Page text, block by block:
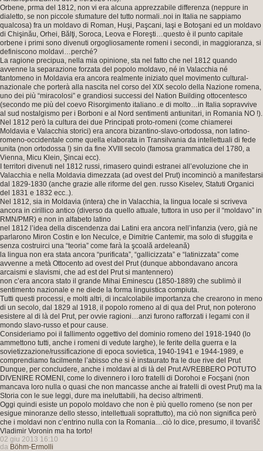
Orbene, prma del 1812, non vi era alcuna apprezzabile differenza (neppure in
dialetto, se non piccole sfumature del tutto normali..noi in Italia ne sappiamo
qualcosa) fra un moldavo di Roman, Huşi, Paşcani, Iaşi e Botoşani ed un moldavo
di Chişinău, Orhei, Bălţi, Soroca, Leova e Floreşti…questo è il punto capitale
orbene i primi sono divenuti orgogliosamente romeni i secondi, in maggioranza, si
definiscono moldavi…perché?
La ragione precipua, nella mia opinione, sta nel fatto che nel 1812 quando
avvenne la separazione forzata del popolo moldavo, né in Valacchia né
tantomeno in Moldavia era ancora realmente iniziato quel movimento cultural-
nazionale che porterà alla nascita nel corso del XIX secolo della Nazione romena,
uno dei più “miracolosi” e grandiosi successi del Nation Building ottocentesco
(secondo me più del coevo Risorgimento italiano..e di molto…in Italia sopravvive
al sud nostalgismo per i Borboni e al Nord sentimenti antiunitari, in Romania NO !).
Nel 1812 però la cultura dei due Principati proto-romeni (come chiamerei
Moldavia e Valacchia storici) era ancora bizantino-slavo-ortodossa, non latino-
romeno-occidentale come quella elaborata in Transilvania da intellettuali di fede
unita (non ortodossa !) sin da fine XVIII secolo (famosa grammatica del 1780, a
Vienna, Micu Klein, Şincai ecc).
I territori divenuti nel 1812 russi, rimasero quindi estranei all’evoluzione che in
Valacchia e nella Moldavia dimezzata (ad ovest del Prut) incominciò a manifestarsi
dal 1829-1830 (anche grazie alle riforme del gen. russo Kiselev, Statuti Organici
del 1831 e 1832 ecc..).
Nel 1812, sia in Moldavia (intera) che in Valacchia, la lingua locale si scriveva
ancora in cirillico antico (diverso da quello attuale, tuttora in uso per il “moldavo” in
RMN/PMR) e non in alfabeto latino
nel 1812 l’idea della discendenza dai Latini era ancora nell’infanzia (vero, già ne
parlarono Miron Costin e Ion Neculce, e Dimitrie Cantemir, ma solo di sfuggita e
senza costruirci una “teoria” come farà la şcoală ardeleană)
la lingua non era stata ancora “purificata”, “gallicizzata” e “latinizzata” come
avvenne a metà Ottocento ad ovest del Prut (dunque abbondavano ancora
arcaismi e slavismi, che ad est del Prut si mantennero)
non c’era ancora stato il grande Mihai Eminescu (1850-1889) che sublimò il
sentimento nazionale e ne diede la forma linguistica compiuta.
Tutti questi processi, e molti altri, di incalcolabile importanza che crearono in meno
di un secolo, dal 1829 al 1918, il popolo romeno al di qua del Prut, non poterono
esistere al di là del Prut, per ovvie ragioni…anzi furono rafforzati i legami con il
mondo slavo-russo et pour cause.
Consideriamo poi il fallimento oggettivo del dominio romeno del 1918-1940 (lo
ammettono tutti, anche i romeni di vedute larghe), le ferite della guerra e la
sovietizzazione/russificazione di epoca sovietica, 1940-1941 e 1944-1989, e
comprendiamo facilmente l’abisso che si è instaurato fra le due rive del Prut
Dunque, per concludere, anche i moldavi al di là del Prut AVREBBERO POTUTO
DIVENIRE ROMENI, come lo divennero i loro fratelli di Dorohoi e Focşani (non
mancava loro nulla o quasi che non mancasse anche ai fratelli di ovest Prut) ma la
Storia con le sue leggi, dure ma ineluttabili, ha deciso altrimenti.
Oggi quindi esiste un popolo moldavo che non è più quello romeno (se non per
esigue minoranze dello stesso, intellettuali soprattutto), ma ciò non significa però
che i moldavi non c’entrino nulla con la Romania…ciò lo dice, presumo, il tovarišč
Vladimir Voronin ma ha torto!
02 giu 2013 16:10
da Böhm-Ermolli